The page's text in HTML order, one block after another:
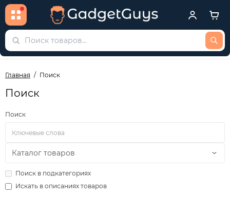
Главная Поиск
Поиск
Поиск
Поиск в подкатегориях
Искать в описаниях товаров